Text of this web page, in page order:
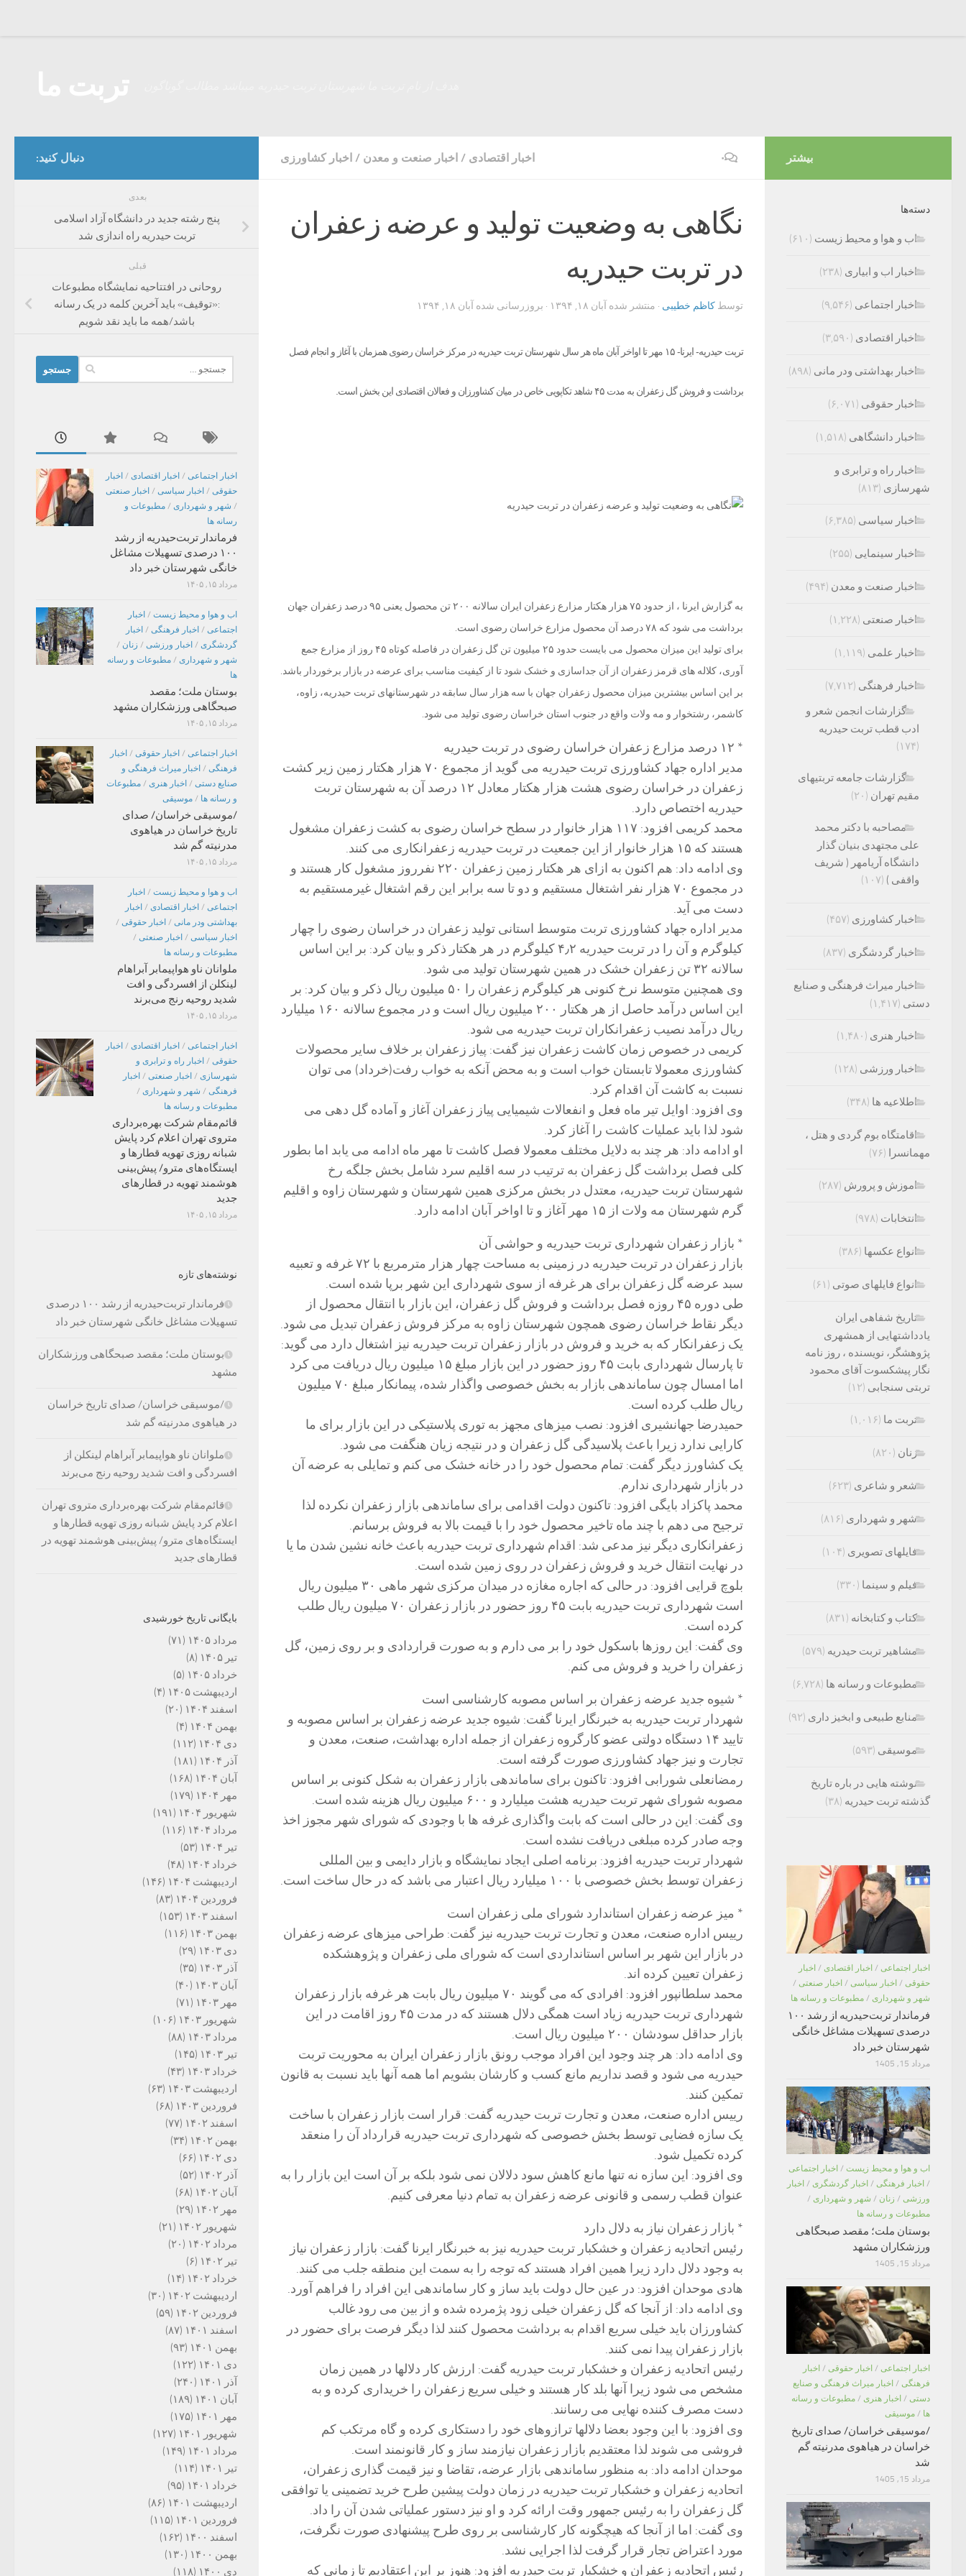
اخبار اقتصادی / اخبار صنعت و معدن / اخبار کشاورزی ۰
نگاهی به وضعیت تولید و عرضه زعفران
در تربت حیدریه
توسط کاظم خطیبی · منتشر شده آبان ۱۸, ۱۳۹۴ · بروزرسانی شده آبان ۱۸, ۱۳۹۴
تربت حیدریه- ایرنا- ۱۵ مهر تا اواخر آبان ماه هر سال شهرستان تربت حیدریه در مرکز خراسان رضوی همزمان با آغاز و انجام فصل
برداشت و فروش گل زعفران به مدت ۴۵ شاهد تکاپویی خاص در میان کشاورزان و فعالان اقتصادی این بخش است.
به گزارش ایرنا ، از حدود ۷۵ هزار هکتار مزارع زعفران ایران سالانه ۲۰۰ تن محصول یعنی ۹۵ درصد زعفران جهان
برداشت می شود که ۷۸ درصد آن محصول مزارع خراسان رضوی است.
برای تولید این میزان محصول می بایست حدود ۲۵ میلیون تن گل زعفران در فاصله کوتاه ۴۵ روز از مزارع جمع
آوری، کلاله های قرمز زعفران از آن جداسازی و خشک شود تا از کیفیت مناسب برای عرضه در بازار برخوردار باشد.
بر این اساس بیشترین میزان محصول زعفران جهان با سه هزار سال سابقه در شهرستانهای تربت حیدریه، زاوه،
کاشمر، رشتخوار و مه ولات واقع در جنوب استان خراسان رضوی تولید می شود.
* ۱۲ درصد مزارع زعفران خراسان رضوی در تربت حیدریه
مدیر اداره جهاد کشاورزی تربت حیدریه می گوید از مجموع ۷۰ هزار هکتار زمین زیر کشت
زعفران در خراسان رضوی هشت هزار هکتار معادل ۱۲ درصد آن به شهرستان تربت
حیدریه اختصاص دارد.
محمد کریمی افزود: ۱۱۷ هزار خانوار در سطح خراسان رضوی به کشت زعفران مشغول
هستند که ۱۵ هزار خانوار از این جمعیت در تربت حیدریه زعفرانکاری می کنند.
وی ادامه داد: هم اکنون به ازای هر هکتار زمین زعفران ۲۲۰ نفرروز مشغول کار هستند و
در مجموع ۷۰ هزار نفر اشتغال مستقیم و دو تا سه برابر این رقم اشتغال غیرمستقیم به
دست می آید.
مدیر اداره جهاد کشاورزی تربت متوسط استانی تولید زعفران در خراسان رضوی را چهار
کیلوگرم و آن را در تربت حیدریه ۴٫۲ کیلوگرم در هر هکتار ذکر و بیان کرد: بر این اساس
سالانه ۳۲ تن زعفران خشک در همین شهرستان تولید می شود.
وی همچنین متوسط نرخ کنونی هر کیلوگرم زعفران را ۵۰ میلیون ریال ذکر و بیان کرد: بر
این اساس درآمد حاصل از هر هکتار ۲۰۰ میلیون ریال است و در مجموع سالانه ۱۶۰ میلیارد
ریال درآمد نصیب زعفرانکاران تربت حیدریه می شود.
کریمی در خصوص زمان کاشت زعفران نیز گفت: پیاز زعفران بر خلاف سایر محصولات
کشاورزی معمولا تابستان خواب است و به محض آنکه به خواب رفت(خرداد) می توان
نسبت به کاشت آن اقدام کرد.
وی افزود: اوایل تیر ماه فعل و انفعالات شیمیایی پیاز زعفران آغاز و آماده گل دهی می
شود لذا باید عملیات کاشت را آغاز کرد.
او ادامه داد: هر چند به دلایل مختلف معمولا فصل کاشت تا مهر ماه ادامه می یابد اما بطور
کلی فصل برداشت گل زعفران به ترتیب در سه اقلیم سرد شامل بخش جلگه رخ
شهرستان تربت حیدریه، معتدل در بخش مرکزی همین شهرستان و شهرستان زاوه و اقلیم
گرم شهرستان مه ولات از ۱۵ مهر آغاز و تا اواخر آبان ادامه دارد.
* بازار زعفران شهرداری تربت حیدریه و حواشی آن
بازار زعفران در تربت حیدریه در زمینی به مساحت چهار هزار مترمربع با ۷۲ غرفه و تعبیه
سبد عرضه گل زعفران برای هر غرفه از سوی شهرداری این شهر برپا شده است.
طی دوره ۴۵ روزه فصل برداشت و فروش گل زعفران، این بازار با انتقال محصول از
دیگر نقاط خراسان رضوی همچون شهرستان زاوه به مرکز فروش زعفران تبدیل می شود.
یک زعفرانکار که به خرید و فروش در بازار زعفران تربت حیدریه نیز اشتغال دارد می گوید:
تا پارسال شهرداری بابت ۴۵ روز حضور در این بازار مبلغ ۱۵ میلیون ریال دریافت می کرد
اما امسال چون ساماندهی بازار به بخش خصوصی واگذار شده، پیمانکار مبلغ ۷۰ میلیون
ریال طلب کرده است.
حمیدرضا جهانشیری افزود: نصب میزهای مجهز به توری پلاستیکی در این بازار برای ما
کارایی ندارد زیرا باعث پلاسیدگی گل زعفران و در نتیجه زیان هنگفت می شود.
یک کشاورز دیگر گفت: تمام محصول خود را در خانه خشک می کنم و تمایلی به عرضه آن
در بازار شهرداری ندارم.
محمد پاکزاد بایگی افزود: تاکنون دولت اقدامی برای ساماندهی بازار زعفران نکرده لذا
ترجیح می دهم با چند ماه تاخیر محصول خود را با قیمت بالا به فروش برسانم.
زعفرانکاری دیگر نیز مدعی شد: اقدام شهرداری تربت حیدریه باعث خانه نشین شدن ما یا
در نهایت انتقال خرید و فروش زعفران در روی زمین شده است.
بلوچ قرایی افزود: در حالی که اجاره مغازه در میدان مرکزی شهر ماهی ۳۰ میلیون ریال
است شهرداری تربت حیدریه بابت ۴۵ روز حضور در بازار زعفران ۷۰ میلیون ریال طلب
کرده است.
وی گفت: این روزها باسکول خود را بر می دارم و به صورت قراردادی و بر روی زمین، گل
زعفران را خرید و فروش می کنم.
* شیوه جدید عرضه زعفران بر اساس مصوبه کارشناسی است
شهردار تربت حیدریه به خبرنگار ایرنا گفت: شیوه جدید عرضه زعفران بر اساس مصوبه و
تایید ۱۴ دستگاه دولتی عضو کارگروه زعفران از جمله اداره بهداشت، صنعت، معدن و
تجارت و نیز جهاد کشاورزی صورت گرفته است.
رمضانعلی شورابی افزود: تاکنون برای ساماندهی بازار زعفران به شکل کنونی بر اساس
مصوبه شورای شهر تربت حیدریه هشت میلیارد و ۶۰۰ میلیون ریال هزینه شده است.
وی گفت: این در حالی است که بابت واگذاری غرفه ها با وجودی که شورای شهر مجوز اخذ
وجه صادر کرده مبلغی دریافت نشده است.
شهردار تربت حیدریه افزود: برنامه اصلی ایجاد نمایشگاه و بازار دایمی و بین المللی
زعفران توسط بخش خصوصی با ۱۰۰ میلیارد ریال اعتبار می باشد که در حال ساخت است.
* میز عرضه زعفران استاندارد شورای ملی زعفران است
رییس اداره صنعت، معدن و تجارت تربت حیدریه نیز گفت: طراحی میزهای عرضه زعفران
در بازار این شهر بر اساس استانداردی است که شورای ملی زعفران و پژوهشکده
زعفران تعیین کرده اند.
محمد سلطانپور افزود: افرادی که می گویند ۷۰ میلیون ریال بابت هر غرفه بازار زعفران
شهرداری تربت حیدریه زیاد است همگی دلال هستند که در مدت ۴۵ روز اقامت در این
بازار حداقل سودشان ۲۰۰ میلیون ریال است.
وی ادامه داد: هر چند وجود این افراد موجب رونق بازار زعفران ایران به محوریت تربت
حیدریه می شود و قصد نداریم مانع کسب و کارشان بشویم اما همه آنها باید نسبت به قانون
تمکین کنند.
رییس اداره صنعت، معدن و تجارت تربت حیدریه گفت: قرار است بازار زعفران با ساخت
یک سازه فضایی توسط بخش خصوصی که شهرداری تربت حیدریه قرارداد آن را منعقد
کرده تکمیل شود.
وی افزود: این سازه نه تنها مانع کاهش سود دلالان نمی شود بلکه بر آن است این بازار را به
عنوان قطب رسمی و قانونی عرضه زعفران به تمام دنیا معرفی کنیم.
* بازار زعفران نیاز به دلال دارد
رئیس اتحادیه زعفران و خشکبار تربت حیدریه نیز به خبرنگار ایرنا گفت: بازار زعفران نیاز
به وجود دلال دارد زیرا همین افراد هستند که توجه را به سمت این منطقه جلب می کنند.
هادی موحدان افزود: در عین حال دولت باید ساز و کار ساماندهی این افراد را فراهم آورد.
وی ادامه داد: از آنجا که گل زعفران خیلی زود پژمرده شده و از بین می رود غالب
کشاورزان باید خیلی سریع اقدام به برداشت محصول کنند لذا دیگر فرصت برای حضور در
بازار زعفران پیدا نمی کنند.
رئیس اتحادیه زعفران و خشکبار تربت حیدریه گفت: ارزش کار دلالها در همین زمان
مشخص می شود زیرا آنها بلد کار هستند و خیلی سریع زعفران را خریداری کرده و به
دست مصرف کننده نهایی می رسانند.
وی افزود: با این وجود بعضا دلالها ترازوهای خود را دستکاری کرده و گاه مرتکب کم
فروشی می شوند لذا معتقدیم بازار زعفران نیازمند ساز و کار قانونمند است.
موحدان ادامه داد: به منظور ساماندهی بازار عرضه، تقاضا و نیز قیمت گذاری زعفران،
اتحادیه زعفران و خشکبار تربت حیدریه در زمان دولت پیشین طرح خرید تضمینی یا توافقی
گل زعفران را به رئیس جمهور وقت ارائه کرد و او نیز دستور عملیاتی شدن آن را داد.
وی گفت: اما از آنجا که هیچگونه کار کارشناسی بر روی طرح پیشنهادی صورت نگرفت،
مورد اعتراض تجار قرار گرفت لذا اجرایی نشد.
رئیس اتحادیه زعفران و خشکبار تربت حیدریه افزود: هنوز بر این اعتقادیم تا زمانی که
دنبال کنید:
بعدی
پنج رشته جدید در دانشگاه آزاد اسلامی
تربت حیدریه راه اندازی شد
قبلی
روحانی در افتتاحیه نمایشگاه مطبوعات
:«توقیف» باید آخرین کلمه در یک رسانه
باشد/همه ما باید نقد شویم
برای:
اخبار اجتماعی / اخبار اقتصادی / اخبار
حقوقی / اخبار سیاسی / اخبار صنعتی
/ شهر و شهرداری / مطبوعات و
رسانه ها
فرماندار تربت‌حیدریه از رشد
۱۰۰ درصدی تسهیلات مشاغل
خانگی شهرستان خبر داد
مرداد ۱۵, ۱۴۰۵
اب و هوا و محیط زیست / اخبار
اجتماعی / اخبار فرهنگی / اخبار
گردشگری / اخبار ورزشی / زنان /
شهر و شهرداری / مطبوعات و رسانه
ها
بوستان ملت؛ مقصد
صبحگاهی ورزشکاران مشهد
مرداد ۱۵, ۱۴۰۵
اخبار اجتماعی / اخبار حقوقی / اخبار
فرهنگی / اخبار میراث فرهنگی و
صنایع دستی / اخبار هنری / مطبوعات
و رسانه ها / موسیقی
/موسیقی خراسان/ صدای
تاریخ خراسان در هیاهوی
مدرنیته گم شد
مرداد ۱۵, ۱۴۰۵
اب و هوا و محیط زیست / اخبار
اجتماعی / اخبار اقتصادی / اخبار
بهداشتی ودر مانی / اخبار حقوقی /
اخبار سیاسی / اخبار صنعتی /
مطبوعات و رسانه ها
ملوانان ناو هواپیمابر آبراهام
لینکلن از افسردگی و افت
شدید روحیه رنج می‌برند
مرداد ۱۵, ۱۴۰۵
اخبار اجتماعی / اخبار اقتصادی / اخبار
حقوقی / اخبار راه و ترابری و
شهرسازی / اخبار صنعتی / اخبار
فرهنگی / شهر و شهرداری /
مطبوعات و رسانه ها
قائم‌مقام شرکت بهره‌برداری
متروی تهران اعلام کرد پایش
شبانه روزی تهویه قطارها و
ایستگاه‌های مترو/ پیش‌بینی
هوشمند تهویه در قطارهای
جدید
مرداد ۱۵, ۱۴۰۵
نوشته‌های تازه
فرماندار تربت‌حیدریه از رشد ۱۰۰ درصدی
تسهیلات مشاغل خانگی شهرستان خبر داد
بوستان ملت؛ مقصد صبحگاهی ورزشکاران
مشهد
/موسیقی خراسان/ صدای تاریخ خراسان
در هیاهوی مدرنیته گم شد
ملوانان ناو هواپیمابر آبراهام لینکلن از
افسردگی و افت شدید روحیه رنج می‌برند
قائم‌مقام شرکت بهره‌برداری متروی تهران
اعلام کرد پایش شبانه روزی تهویه قطارها و
ایستگاه‌های مترو/ پیش‌بینی هوشمند تهویه در
قطارهای جدید
بایگانی تاریخ خورشیدی
مرداد ۱۴۰۵
(۷۱)
تیر ۱۴۰۵
(۸)
خرداد ۱۴۰۵
(۵)
اردیبهشت ۱۴۰۵
(۴)
اسفند ۱۴۰۴
(۲۰)
بهمن ۱۴۰۴
(۴)
دی ۱۴۰۴
(۱۱۲)
آذر ۱۴۰۴
(۱۸۱)
آبان ۱۴۰۴
(۱۶۸)
مهر ۱۴۰۴
(۱۷۹)
شهریور ۱۴۰۴
(۱۹۱)
مرداد ۱۴۰۴
(۱۱۶)
تیر ۱۴۰۴
(۵۳)
خرداد ۱۴۰۴
(۴۸)
اردیبهشت ۱۴۰۴
(۱۴۶)
فروردین ۱۴۰۴
(۸۳)
اسفند ۱۴۰۳
(۱۵۳)
بهمن ۱۴۰۳
(۱۱۶)
دی ۱۴۰۳
(۲۹)
آذر ۱۴۰۳
(۳۵)
آبان ۱۴۰۳
(۴۰)
مهر ۱۴۰۳
(۷۱)
شهریور ۱۴۰۳
(۱۰۶)
مرداد ۱۴۰۳
(۸۸)
تیر ۱۴۰۳
(۱۴۵)
خرداد ۱۴۰۳
(۴۳)
اردیبهشت ۱۴۰۳
(۶۳)
فروردین ۱۴۰۳
(۶۸)
اسفند ۱۴۰۲
(۷۷)
بهمن ۱۴۰۲
(۳۴)
دی ۱۴۰۲
(۶۶)
آذر ۱۴۰۲
(۵۲)
آبان ۱۴۰۲
(۶۸)
مهر ۱۴۰۲
(۲۹)
شهریور ۱۴۰۲
(۲۱)
مرداد ۱۴۰۲
(۲۰)
تیر ۱۴۰۲
(۶)
خرداد ۱۴۰۲
(۱۴)
اردیبهشت ۱۴۰۲
(۳۰)
فروردین ۱۴۰۲
(۵۹)
اسفند ۱۴۰۱
(۸۷)
بهمن ۱۴۰۱
(۹۳)
دی ۱۴۰۱
(۱۲۲)
آذر ۱۴۰۱
(۲۴۰)
آبان ۱۴۰۱
(۱۸۹)
مهر ۱۴۰۱
(۱۷۵)
شهریور ۱۴۰۱
(۱۲۷)
مرداد ۱۴۰۱
(۱۴۹)
تیر ۱۴۰۱
(۱۱۴)
خرداد ۱۴۰۱
(۹۵)
اردیبهشت ۱۴۰۱
(۸۶)
فروردین ۱۴۰۱
(۱۱۵)
اسفند ۱۴۰۰
(۱۶۲)
بهمن ۱۴۰۰
(۱۳۰)
دی ۱۴۰۰
(۱۱۸)
بیشتر
دسته‌ها
اب و هوا و محیط زیست (۶۱۰)
اخبار اب و ابیاری (۲۳۸)
اخبار اجتماعی (۹,۵۴۶)
اخبار اقتصادی (۳,۵۹۰)
اخبار بهداشتی ودر مانی (۸۹۸)
اخبار حقوقی (۶,۰۷۱)
اخبار دانشگاهی (۱,۵۱۸)
اخبار راه و ترابری و
شهرسازی (۸۱۳)
اخبار سیاسی (۶,۳۸۵)
اخبار سینمایی (۲۵۵)
اخبار صنعت و معدن (۴۹۴)
اخبار صنعتی (۱,۲۲۸)
اخبار علمی (۱,۱۱۹)
اخبار فرهنگی (۷,۷۱۲)
گزارشات انجمن شعر و
ادب قطب تربت حیدریه
(۱۷۴)
گزارشات جامعه تربتیهای
مقیم تهران (۲۰)
مصاحبه با دکتر محمد
علی مجتهدی بنیان گذار
دانشگاه آریامهر ( شریف
واقفی ) (۱۰۷)
اخبار کشاورزی (۴۵۷)
اخبار گردشگری (۸۳۷)
اخبار میراث فرهنگی و صنایع
دستی (۱,۴۱۷)
اخبار هنری (۱,۴۸۰)
اخبار ورزشی (۱۲۸)
اطلاعیه ها (۳۴۸)
اقامتگاه بوم گردی و هتل ،
مهمانسرا (۷۶)
اموزش و پرورش (۲۸۷)
انتخابات (۹۷۸)
انواع عکسها (۳۸۶)
انواع فایلهای صوتی (۶۱)
تاریخ شفاهی ایران
یادداشتهایی از همشهری
پژوهشگر، نویسنده ، روز نامه
نگار پیشکسوت آقای محمود
تربتی سنجابی (۱۲)
تربت ما (۱,۰۱۶)
زنان (۸۲۰)
شعر و شاعری (۶۲۳)
شهر و شهرداری (۸۱۶)
فایلهای تصویری (۱۰۴)
فیلم و سینما (۳۳۰)
کتاب و کتابخانه (۸۳۱)
مشاهیر تربت حیدریه (۵۷۹)
مطبوعات و رسانه ها (۶,۷۲۸)
منابع طبیعی و ابخیز داری (۹۲)
موسیقی (۵۹۳)
نوشته هایی در باره تاریخ
گذشته تربت حیدریه (۳۸)
اخبار اجتماعی / اخبار اقتصادی / اخبار
حقوقی / اخبار سیاسی / اخبار صنعتی /
شهر و شهرداری / مطبوعات و رسانه ها
فرماندار تربت‌حیدریه از رشد ۱۰۰
درصدی تسهیلات مشاغل خانگی
شهرستان خبر داد
مرداد 15, 1405
اب و هوا و محیط زیست / اخبار اجتماعی
/ اخبار فرهنگی / اخبار گردشگری / اخبار
ورزشی / زنان / شهر و شهرداری /
مطبوعات و رسانه ها
بوستان ملت؛ مقصد صبحگاهی
ورزشکاران مشهد
مرداد 15, 1405
اخبار اجتماعی / اخبار حقوقی / اخبار
فرهنگی / اخبار میراث فرهنگی و صنایع
دستی / اخبار هنری / مطبوعات و رسانه
ها / موسیقی
/موسیقی خراسان/ صدای تاریخ
خراسان در هیاهوی مدرنیته گم
شد
مرداد 15, 1405